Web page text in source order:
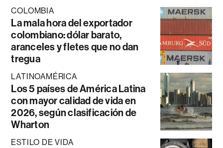
COLOMBIA
La mala hora del exportador
colombiano: dólar barato,
aranceles y fletes que no dan
tregua
LATINOAMÉRICA
Los 5 países de América Latina
con mayor calidad de vida en
2026, según clasificación de
Wharton
ESTILO DE VIDA